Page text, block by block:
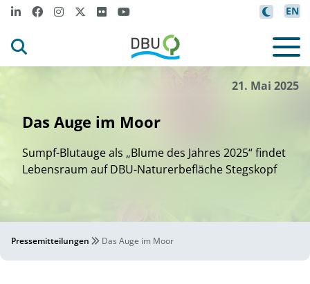
EN
©
Lena F
i tzner
21. Mai 2025
Das Auge im Moor
Sumpf-Blutauge als „Blume des Jahres 2025“ findet
Lebensraum auf DBU-Naturerbefläche Stegskopf
Pressemitteilungen Das Auge im Moor